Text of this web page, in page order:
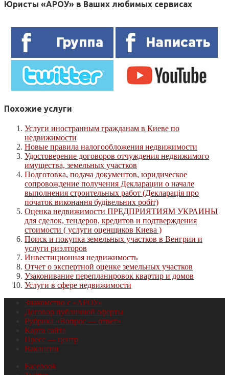
Юристы «АРОУ» в Ваших любимых сервисах
Похожие услуги
Услуги иностранным гражданам в Киеве по
недвижимости
Новые правила налогообложения недвижимости
Удостоверение договоров отчуждения недвижимого
имущества, земельных участков
Подготовка, подача документов, юридическое
сопровождение получения Декларации о начале
выполнения строительных работ (Декларація про
початок виконання будівельних робіт)
Оценка недвижимости ПРЕДПРИЯТИЯМ УКРАИНЫ
для сделок, тендеров, кредитов и подтверждения
стоимости ( услуги оценщиков Киева )
Поиск и покупка земельных участков в Венгрии и
услуги риэлторов
Инвестиционная недвижимость
Отчет о экспертной оценке земельных участков
Узаконивание перепланировок квартир и домов
Услуги в сфере недвижимости
Знакомство с «АРОУ»
Договор публичной оферты
Рубрика «Вопрос — ответ»
Карта сайта
Пресс — центр
Вакансии
Facebook